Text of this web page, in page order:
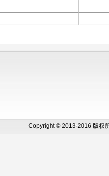
Copyright © 2013-2016 版权